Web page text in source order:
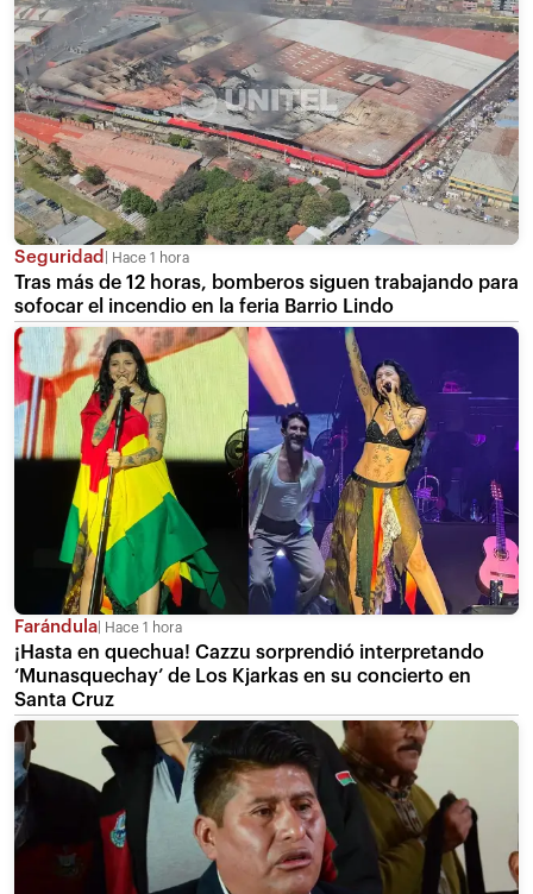
Seguridad Hace 1 hora
Tras más de 12 horas, bomberos siguen trabajando para
sofocar el incendio en la feria Barrio Lindo
Farándula Hace 1 hora
¡Hasta en quechua! Cazzu sorprendió interpretando
‘Munasquechay’ de Los Kjarkas en su concierto en
Santa Cruz